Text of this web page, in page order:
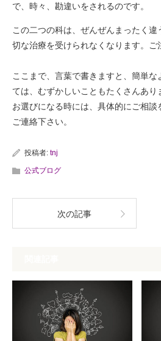
で、時々、勘違いをされるのです。
この二つの科は、ぜんぜんまったく
切な治療を受けられなくなります。ご
ここまで、言葉で書きますと、簡単
ては、むずかしいこともたくさんあ
お選びになる時には、具体的にご相談
ご連絡下さい。
投稿者: tnj
公式ブログ
次の記事